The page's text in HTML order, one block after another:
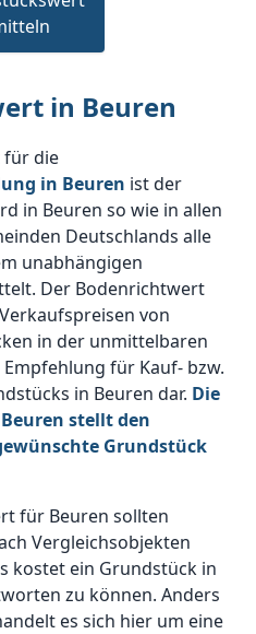
in Beuren
für die
in Beuren ist der
in Beuren so wie in allen
Deutschlands alle
unabhängigen
Der Bodenrichtwert
von
in der unmittelbaren
für Kauf- bzw.
in Beuren dar. Die
stellt den
Grundstück
für Beuren sollten
Vergleichsobjekten
kostet ein Grundstück in
zu können. Anders
es sich hier um eine